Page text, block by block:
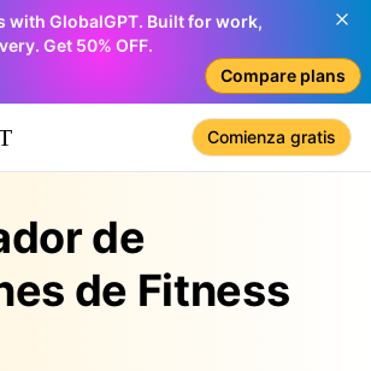
with GlobalGPT. Built for work,
Get 50% OFF.
Compare plans
Comienza gratis
de
de Fitness